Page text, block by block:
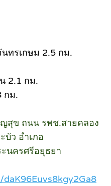
ทรเกษม 2.5 กม.
2.1 กม.
กม.
สุข ถนน รพช.สายคลอง
บัว อำเภอ
นครศรีอยุธยา